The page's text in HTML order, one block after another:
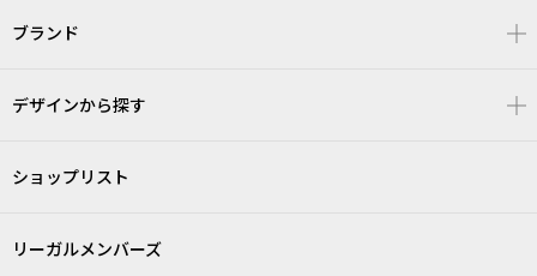
ブランド
デザインから探す
ショップリスト
リーガルメンバーズ